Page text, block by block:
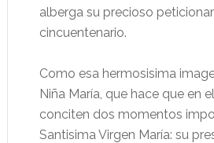
alberga su precioso
cincuentenario.
Como esa hermosisima
Niña María, que hace que en
conciten dos momentos
Santisima Virgen María: su